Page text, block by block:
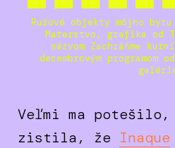
Ružové objekty môjho
Materstvo, grafika od
názvom Zachráňme
decembrovým programom
Veľmi ma potešilo,
zistila, že Inaque